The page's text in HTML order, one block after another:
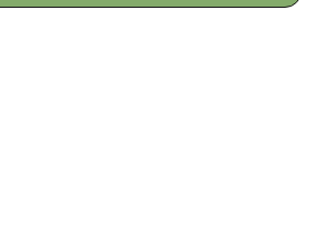
naturel est de retour. Il se